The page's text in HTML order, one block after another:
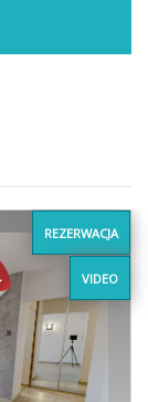
REZERWACJA
VIDEO